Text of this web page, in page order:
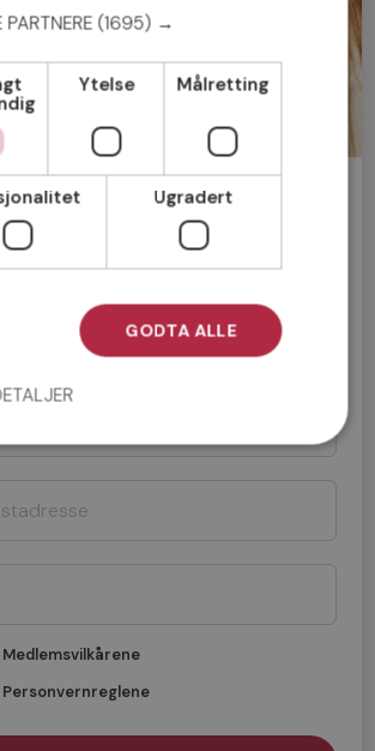
gratis!
Kvinne
Medlemsvilkårene
Personvernreglene
(1695) →
Ytelse Målretting
Ugradert
GODTA ALLE